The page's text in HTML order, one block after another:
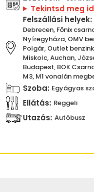
Tekintsd meg
Felszállási helyek:
Debrecen, Főnix
Nyíregyháza, OMV
Polgár, Outlet
Miskolc, Auchan,
Budapest, BOK
M3, M1 vonalán
Szoba: Egyágyas
Ellátás: Reggeli
Utazás: Autóbusz